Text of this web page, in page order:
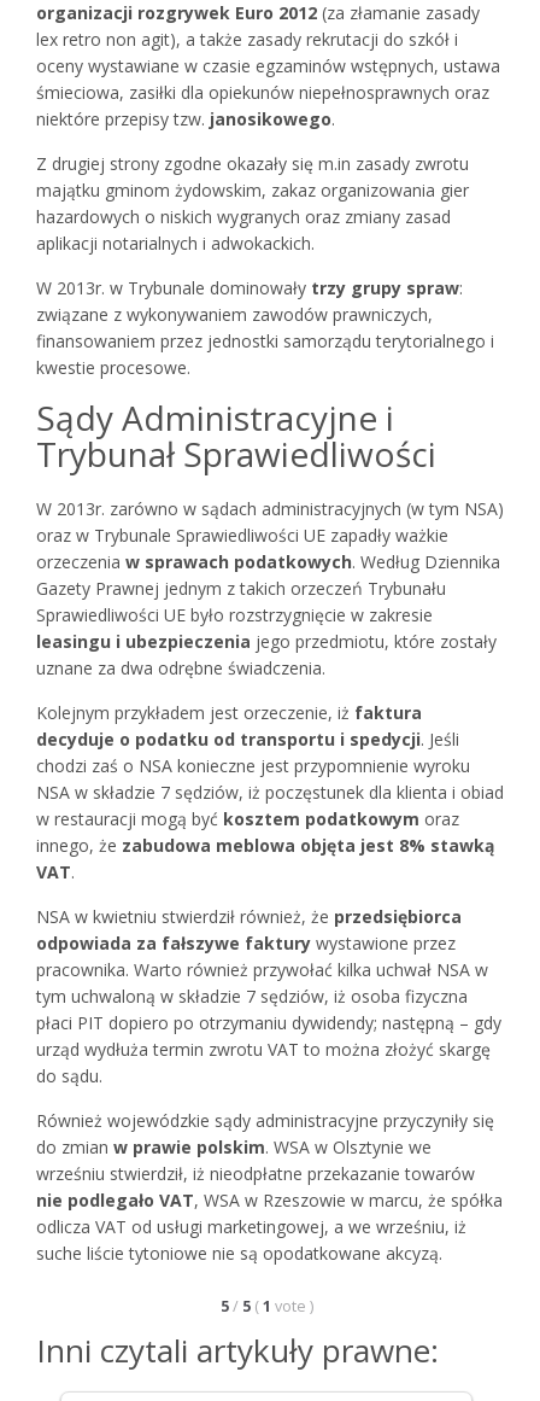
organizacji rozgrywek Euro 2012 (za złamanie zasady
lex retro non agit), a także zasady rekrutacji do szkół i
oceny wystawiane w czasie egzaminów wstępnych, ustawa
śmieciowa, zasiłki dla opiekunów niepełnosprawnych oraz
niektóre przepisy tzw. janosikowego.
Z drugiej strony zgodne okazały się m.in zasady zwrotu
majątku gminom żydowskim, zakaz organizowania gier
hazardowych o niskich wygranych oraz zmiany zasad
aplikacji notarialnych i adwokackich.
W 2013r. w Trybunale dominowały trzy grupy spraw:
związane z wykonywaniem zawodów prawniczych,
finansowaniem przez jednostki samorządu terytorialnego i
kwestie procesowe.
Sądy Administracyjne i
Trybunał Sprawiedliwości
W 2013r. zarówno w sądach administracyjnych (w tym NSA)
oraz w Trybunale Sprawiedliwości UE zapadły ważkie
orzeczenia w sprawach podatkowych. Według Dziennika
Gazety Prawnej jednym z takich orzeczeń Trybunału
Sprawiedliwości UE było rozstrzygnięcie w zakresie
leasingu i ubezpieczenia jego przedmiotu, które zostały
uznane za dwa odrębne świadczenia.
Kolejnym przykładem jest orzeczenie, iż faktura
decyduje o podatku od transportu i spedycji. Jeśli
chodzi zaś o NSA konieczne jest przypomnienie wyroku
NSA w składzie 7 sędziów, iż poczęstunek dla klienta i obiad
w restauracji mogą być kosztem podatkowym oraz
innego, że zabudowa meblowa objęta jest 8% stawką
VAT.
NSA w kwietniu stwierdził również, że przedsiębiorca
odpowiada za fałszywe faktury wystawione przez
pracownika. Warto również przywołać kilka uchwał NSA w
tym uchwaloną w składzie 7 sędziów, iż osoba fizyczna
płaci PIT dopiero po otrzymaniu dywidendy; następną – gdy
urząd wydłuża termin zwrotu VAT to można złożyć skargę
do sądu.
Również wojewódzkie sądy administracyjne przyczyniły się
do zmian w prawie polskim. WSA w Olsztynie we
wrześniu stwierdził, iż nieodpłatne przekazanie towarów
nie podlegało VAT, WSA w Rzeszowie w marcu, że spółka
odlicza VAT od usługi marketingowej, a we wrześniu, iż
suche liście tytoniowe nie są opodatkowane akcyzą.
5 / 5 ( 1 vote )
Inni czytali artykuły prawne: